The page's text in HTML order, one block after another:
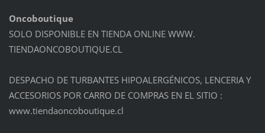
Oncoboutique
SOLO DISPONIBLE EN TIENDA ONLINE WWW.
TIENDAONCOBOUTIQUE.CL
DESPACHO DE TURBANTES HIPOALERGÉNICOS, LENCERIA Y
ACCESORIOS POR CARRO DE COMPRAS EN EL SITIO :
www.tiendaoncoboutique.cl